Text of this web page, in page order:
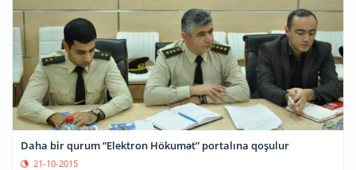
Daha bir qurum “Elektron Hökumət” portalına qoşulur
21-10-2015